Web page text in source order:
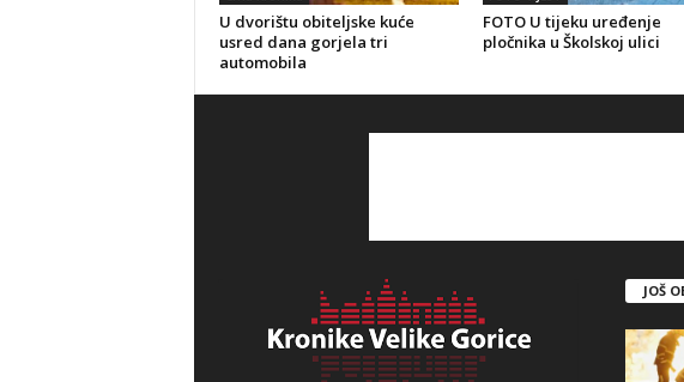
U dvorištu obiteljske kuće
usred dana gorjela tri
automobila
FOTO U tijeku uređenje
pločnika u Školskoj ulici
JOŠ